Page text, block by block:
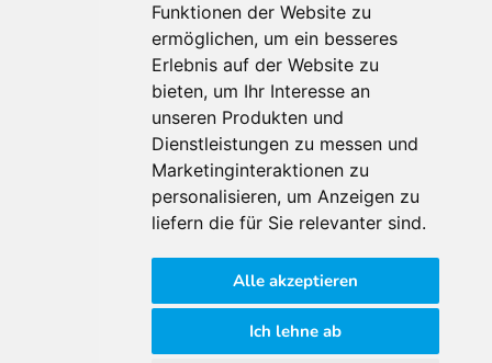
Funktionen der Website zu
ermöglichen, um ein besseres
Erlebnis auf der Website zu
bieten, um Ihr Interesse an
unseren Produkten und
Dienstleistungen zu messen und
Marketinginteraktionen zu
personalisieren, um Anzeigen zu
liefern die für Sie relevanter sind.
Alle akzeptieren
Ich lehne ab
Über Uns
Vorteile
Kontakt
Software Partner
Teilnahme
FAQ
Für Makler:innen
Impressum
AGB
Datenschutzklärung
Cookie Richtlinie